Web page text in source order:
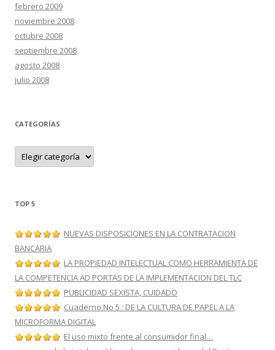
febrero 2009
noviembre 2008
octubre 2008
septiembre 2008
agosto 2008
julio 2008
CATEGORÍAS
C
t
r
s
TOP 5
NUEVAS DISPOSICIONES EN LA CONTRATACION
BANCARIA
LA PROPIEDAD INTELECTUAL COMO HERRAMIENTA DE
LA COMPETENCIA AD PORTAS DE LA IMPLEMENTACION DEL TLC
PUBLICIDAD SEXISTA, CUIDADO
Cuaderno No 5 : DE LA CULTURA DE PAPEL A LA
MICROFORMA DIGITAL
El uso mixto frente al consumidor final…